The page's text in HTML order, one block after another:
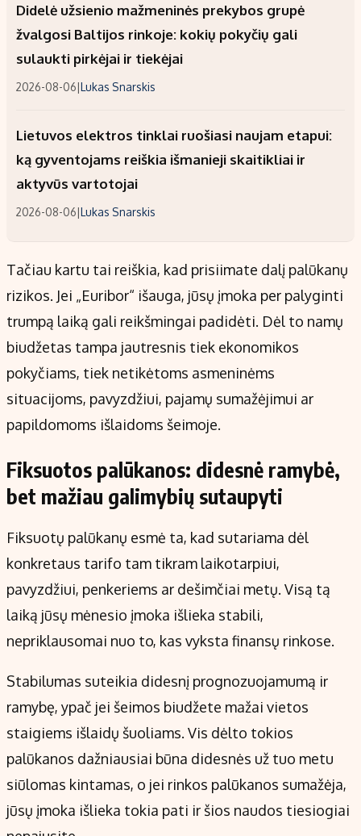
Didelė užsienio mažmeninės prekybos grupė
žvalgosi Baltijos rinkoje: kokių pokyčių gali
sulaukti pirkėjai ir tiekėjai
2026-08-06|Lukas Snarskis
Lietuvos elektros tinklai ruošiasi naujam etapui:
ką gyventojams reiškia išmanieji skaitikliai ir
aktyvūs vartotojai
2026-08-06|Lukas Snarskis
Tačiau kartu tai reiškia, kad prisiimate dalį palūkanų
rizikos. Jei „Euribor“ išauga, jūsų įmoka per palyginti
trumpą laiką gali reikšmingai padidėti. Dėl to namų
biudžetas tampa jautresnis tiek ekonomikos
pokyčiams, tiek netikėtoms asmeninėms
situacijoms, pavyzdžiui, pajamų sumažėjimui ar
papildomoms išlaidoms šeimoje.
Fiksuotos palūkanos: didesnė ramybė,
bet mažiau galimybių sutaupyti
Fiksuotų palūkanų esmė ta, kad sutariama dėl
konkretaus tarifo tam tikram laikotarpiui,
pavyzdžiui, penkeriems ar dešimčiai metų. Visą tą
laiką jūsų mėnesio įmoka išlieka stabili,
nepriklausomai nuo to, kas vyksta finansų rinkose.
Stabilumas suteikia didesnį prognozuojamumą ir
ramybę, ypač jei šeimos biudžete mažai vietos
staigiems išlaidų šuoliams. Vis dėlto tokios
palūkanos dažniausiai būna didesnės už tuo metu
siūlomas kintamas, o jei rinkos palūkanos sumažėja,
jūsų įmoka išlieka tokia pati ir šios naudos tiesiogiai